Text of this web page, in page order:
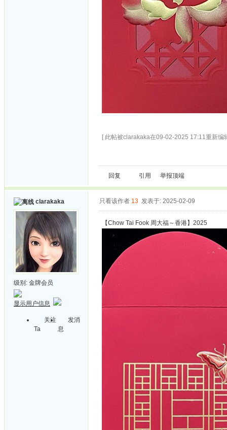
[ 此帖被clarakaka在09-02-2025 17:11重新编
回复 引用 举报顶端
clarakaka
级别: 金牌会员
显示用户信息
关注
Ta
发消
息
只看该作者 13 发表于: 2025-02-09
【Chow Tai Fook 周大福～香港】2025